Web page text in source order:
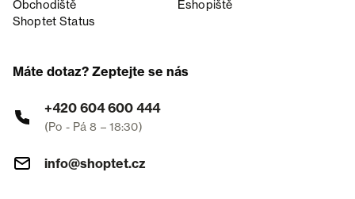
Obchodiště
Eshopiště
Shoptet Status
Máte dotaz? Zeptejte se nás
+420 604 600 444
(Po - Pá 8 – 18:30)
info@shoptet.cz